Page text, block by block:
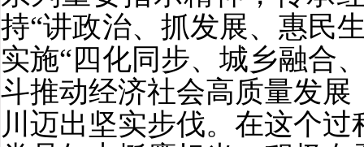
持“讲政治、抓发展、惠民
实施“四化同步、城乡融合
斗推动经济社会高质量发
川迈出坚实步伐。在这个